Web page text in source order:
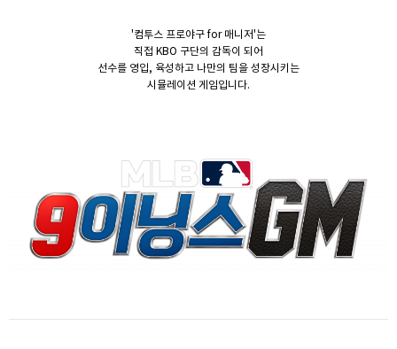
'컴투스 프로야구 for 매니저'는
직접 KBO 구단의 감독이 되어
선수를 영입, 육성하고 나만의 팀을 성장시키는
시뮬레이션 게임입니다.